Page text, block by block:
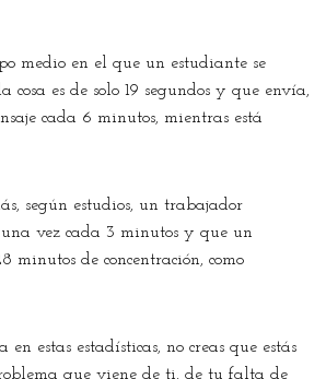
medio en el que un estudiante se
cosa es de solo 19 segundos y que envía,
cada 6 minutos, mientras está
según estudios, un trabajador
vez cada 3 minutos y que un
minutos de concentración, como
en estas estadísticas, no creas que estás
que viene de ti, de tu falta de